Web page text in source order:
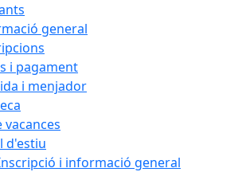
general
i pagament
i menjador
vacances
d'estiu
i informació general